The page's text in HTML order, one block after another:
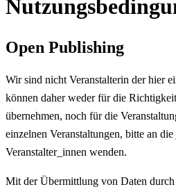
Open Publishing
Wir sind nicht Veranstalterin der hier
können daher weder für die
übernehmen, noch für die
einzelnen Veranstaltungen, bitte an
Veranstalter_innen wenden.
Mit der Übermittlung von Daten durch